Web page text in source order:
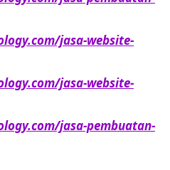
jasa-website-
jasa-website-
jasa-pembuatan-